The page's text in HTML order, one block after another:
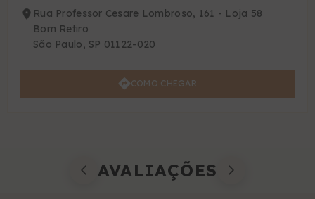
Rua Professor Cesare Lombroso, 161 - Loja 58
Bom Retiro
São Paulo, SP 01122-020
COMO CHEGAR
AVALIAÇÕES